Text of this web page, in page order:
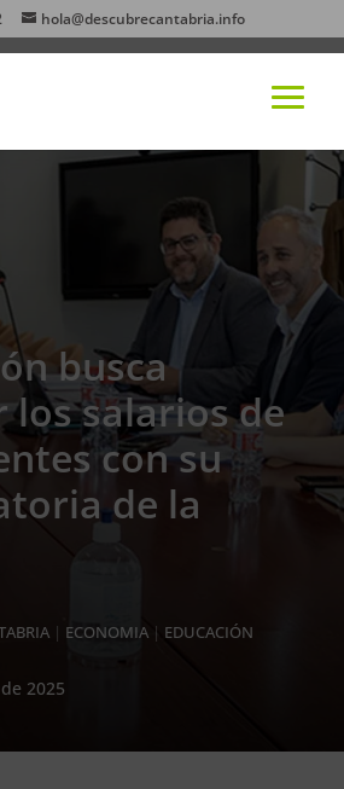
hola@descubrecantabria.info
busca
los salarios de
con su
de la
| ECONOMIA| EDUCACIÓN
2025